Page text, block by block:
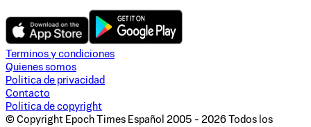
Terminos y condiciones
Quienes somos
Politica de privacidad
Contacto
Politica de copyright
© Copyright Epoch Times Español 2005 - 2026 Todos los